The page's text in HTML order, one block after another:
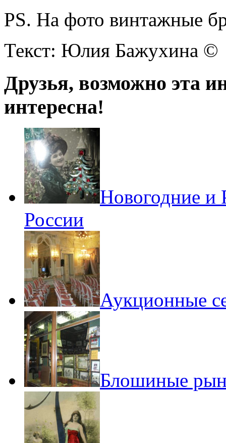
PS. На фото винтажные
Текст: Юлия Бажухина ©
Друзья, возможно эта
интересна!
Новогодние и
России
Аукционные
Блошиные